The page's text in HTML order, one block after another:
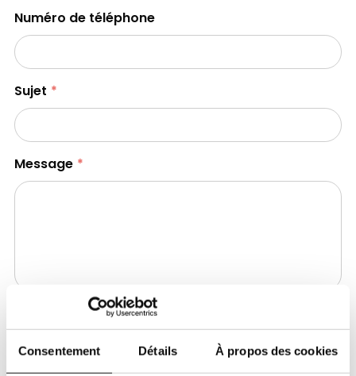
Consentement Détails À propos des cookies
Numéro de téléphone
Sujet
Message